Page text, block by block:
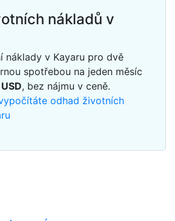
nákladů v
náklady v Kayaru pro dvě
spotřebou na jeden měsíc
USD, bez nájmu v ceně.
odhad životních